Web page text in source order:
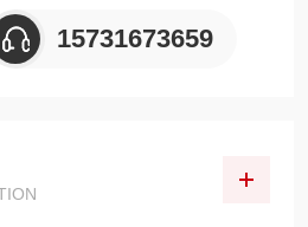
15731673659